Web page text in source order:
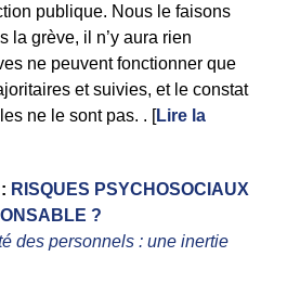
publique. Nous le faisons
la grève, il n’y aura rien
ne peuvent fonctionner que
et suivies, et le constat
ne le sont pas. . [Lire la
RISQUES PSYCHOSOCIAUX
?
des personnels : une inertie